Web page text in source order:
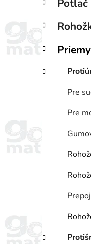
ý
a
n
e
e
ó
i
Potlač
Pre
Pre